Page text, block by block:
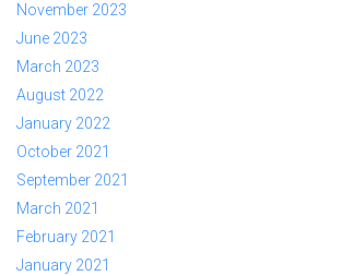
November 2023
June 2023
March 2023
August 2022
January 2022
October 2021
September 2021
March 2021
February 2021
January 2021